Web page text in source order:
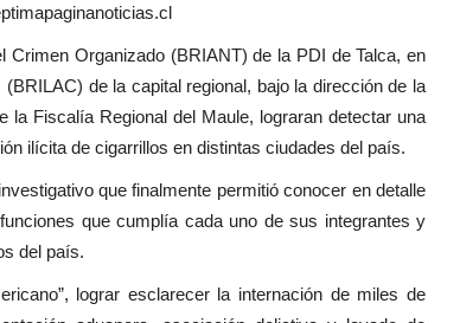
Organizado (BRIANT) de la PDI de Talca, en
de la capital regional, bajo la dirección de la
la Fiscalía Regional del Maule, lograran detectar una
ilícita de cigarrillos en distintas ciudades del país.
que finalmente permitió conocer en detalle
que cumplía cada uno de sus integrantes y
del país.
lograr esclarecer la internación de miles de
Policial